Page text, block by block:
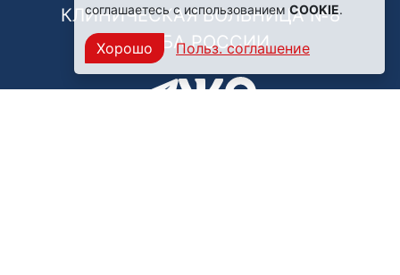
КЛИНИЧЕСКАЯ БОЛЬНИЦА №8
ФМБА РОССИИ
соглашаетесь с использованиемCOOKIE.
Хорошо Польз. соглашение